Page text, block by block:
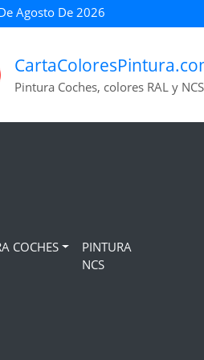
Agosto De 2026
Pintura Coches, colores RAL y NCS
COCHES
PINTURA
NCS